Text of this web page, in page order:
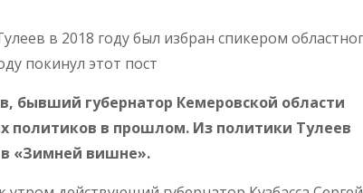
в 2018 году был избран спикером
покинул этот пост
бывший губернатор Кемеровской области
политиков в прошлом. Из политики Тулеев
«Зимней вишне».